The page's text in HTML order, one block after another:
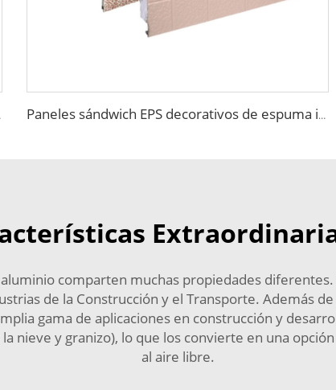
Arena Foam Paneles sándwich EPS decorativos de espuma ignífuga para paneles de pared de imitación de madera para almacén
comparten muchas propiedades
de la Construcción y el Transporte. Además
gama de aplicaciones en construcción y
nieve y granizo), lo que los convierte en una
al aire libre.